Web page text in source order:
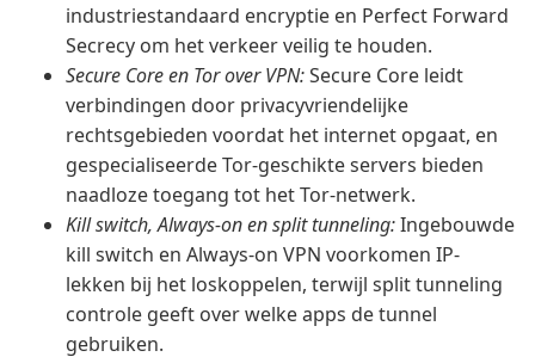
industriestandaard encryptie en Perfect Forward
Secrecy om het verkeer veilig te houden.
Secure Core en Tor over VPN:Secure Core leidt
verbindingen door privacyvriendelijke
rechtsgebieden voordat het internet opgaat, en
gespecialiseerde Tor-geschikte servers bieden
naadloze toegang tot het Tor-netwerk.
Kill switch, Always-on en split tunneling:Ingebouwde
kill switch en Always-on VPN voorkomen IP-
lekken bij het loskoppelen, terwijl split tunneling
controle geeft over welke apps de tunnel
gebruiken.